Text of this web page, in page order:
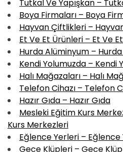
Tutkal Ve Yapışkan –
Boya Firmaları – Boya
Hayvan Çiftlikleri –
Et Ve Et Ürünleri – Et Ve
Hurda Alüminyum –
Kendi Yolumuzda – Kendi
Halı Mağazaları – Halı
Telefon Cihazı – Telefon
Hazır Gıda – Hazır Gıda
Mesleki Eğitim Kurs
Kurs Merkezleri
Eğlence Yerleri – Eğlence
Gece Klüpleri – Gece